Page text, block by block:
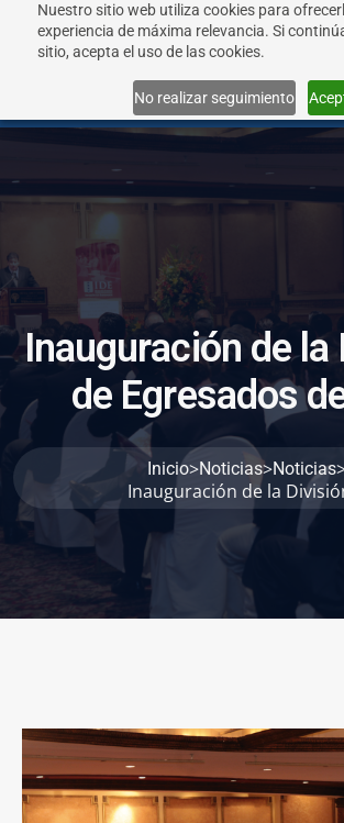
Nuestro sitio web utiliza cookies para
experiencia de máxima relevancia. Si
sitio, acepta el uso de las cookies.
No realizar seguimiento
Inauguración de a
de Egresadosd
Inicio>Noticias>Noticias
Inauguración de la